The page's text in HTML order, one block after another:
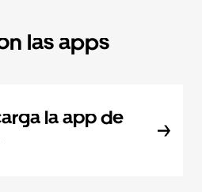
las apps
la app de